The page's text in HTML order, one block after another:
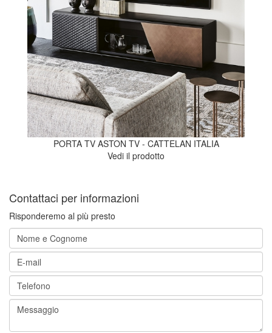
PORTA TV ASTON TV - CATTELAN ITALIA
Vedi il prodotto
Contattaci per informazioni
Risponderemo al più presto